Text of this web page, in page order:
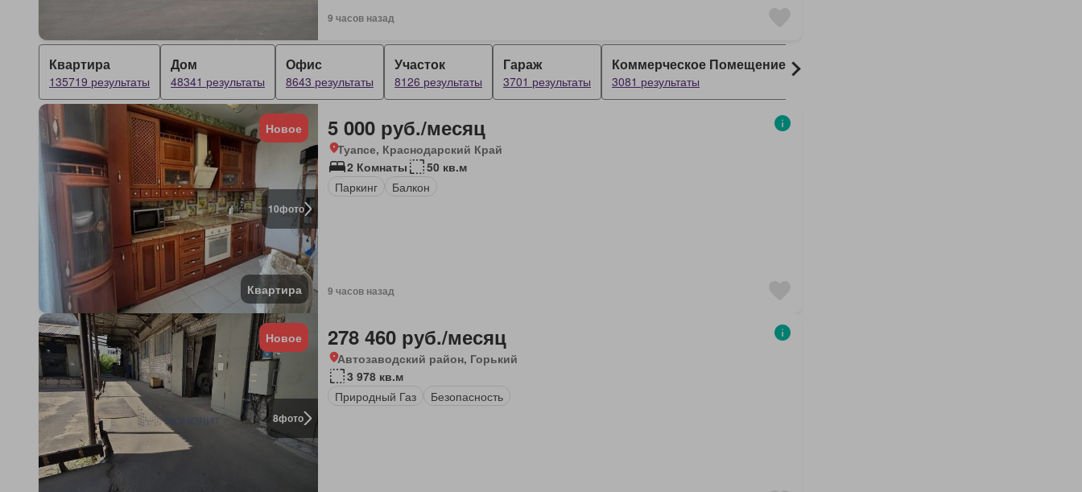
9 часов назад
Квартира
135719 результаты
Дом
48341 результаты
Офис
8643 результаты
Участок
8126 результаты
Гараж
3701 результаты
Коммерческое Помещение
3081 результаты
10фото
Новое
Квартира
5 000 руб./месяц
Туапсе, Краснодарский Край
2 Комнаты
50 кв.м
Паркинг
Балкон
9 часов назад
8фото
Новое 278 460 руб./месяц
Автозаводский район, Горький
3 978 кв.м
Природный Газ
Безопасность